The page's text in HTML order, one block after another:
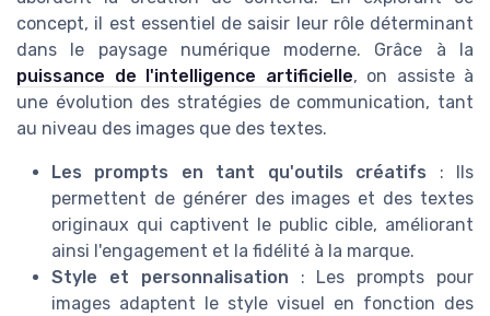
concept, il est essentiel de saisir leur rôle déterminant
dans le paysage numérique moderne. Grâce à la
puissance de l'intelligence artificielle, on assiste à
une évolution des stratégies de communication, tant
au niveau des images que des textes.
Les prompts en tant qu'outils créatifs : Ils
permettent de générer des images et des textes
originaux qui captivent le public cible, améliorant
ainsi l'engagement et la fidélité à la marque.
Style et personnalisation : Les prompts pour
images adaptent le style visuel en fonction des